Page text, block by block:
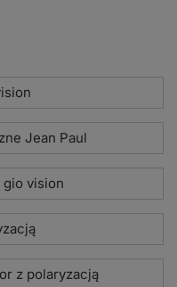
Jean Paul
gio vision
z polaryzacją